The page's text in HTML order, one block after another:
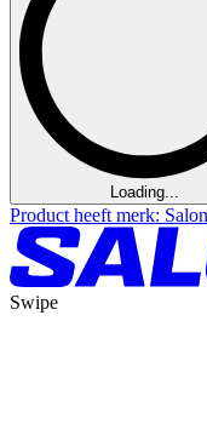
Loading...
Product heeft merk:
Swipe